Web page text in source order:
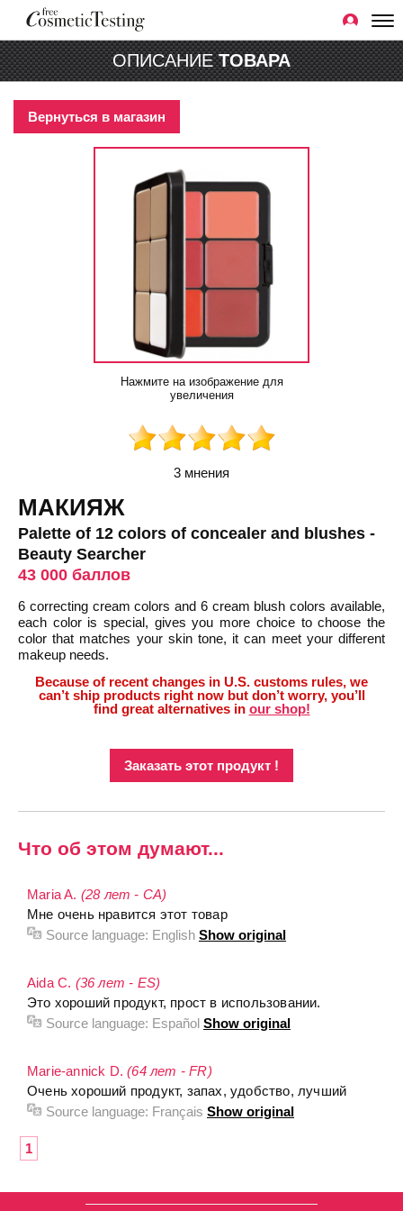
ОПИСАНИЕТОВАРА
Вернуться в магазин
Нажмите на изображение для
увеличения
3 мнения
МАКИЯЖ
Palette of 12 colors of concealer and blushes -
Beauty Searcher
43 000 баллов
6 correcting cream colors and 6 cream blush colors available,
each color is special, gives you more choice to choose the
color that matches your skin tone, it can meet your different
makeup needs.
Because of recent changes in U.S. customs rules, we
can’t ship products right now but don’t worry, you’ll
find great alternatives in our shop!
Заказать этот продукт !
Что об этом думают...
Maria A. (28 лет - CA)
Мне очень нравится этот товар
Source language: English Show original
Aida C. (36 лет - ES)
Это хороший продукт, прост в использовании.
Source language: Español Show original
Marie-annick D.(64 лет - FR)
Очень хороший продукт, запах, удобство, лучший
Source language: Français Show original
1